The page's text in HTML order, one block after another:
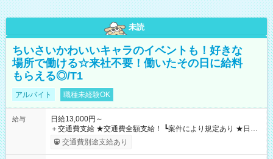
未読
ちいさいかわいいキャラのイベントも！好きな
場所で働ける☆来社不要！働いたその日に給料
もらえる◎/T1
アルバイト 職種未経験OK
給与
日給13,000円～
＋交通費支給 ★交通費全額支給！ ┗案件により規定あり ★日払
いOK！（規定あり） ┗働いたその日に現金GET♪ お仕事後はコ
ンビニATMから 日払い分を引き落とせます！ 【試用期間】試
交通費別途支給あり